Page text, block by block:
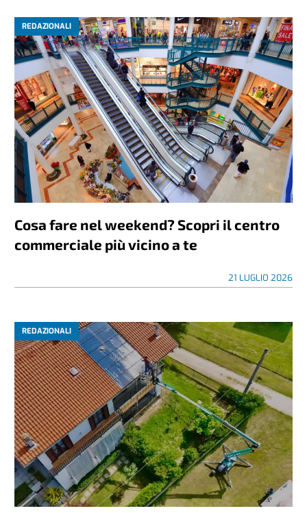
REDAZIONALI
Cosa fare nel weekend? Scopri il centro
commerciale più vicino a te
21 LUGLIO 2026
REDAZIONALI